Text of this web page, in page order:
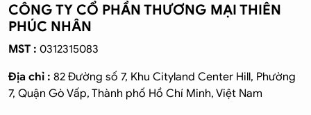
CÔNG TY CỔ PHẦN THƯƠNG MẠI THIÊN
PHÚC NHÂN
MST : 0312315083
Địa chỉ : 82 Đường số 7, Khu Cityland Center Hill, Phường
7, Quận Gò Vấp, Thành phố Hồ Chí Minh, Việt Nam